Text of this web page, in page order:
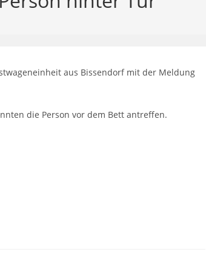
aus Bissendorf mit der Meldung
die Person vor dem Bett antreffen.